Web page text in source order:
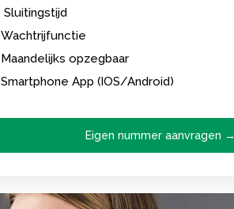
Sluitingstijd
Wachtrijfunctie
Maandelijks opzegbaar
Smartphone App (IOS/Android)
Eigen nummer aanvragen →